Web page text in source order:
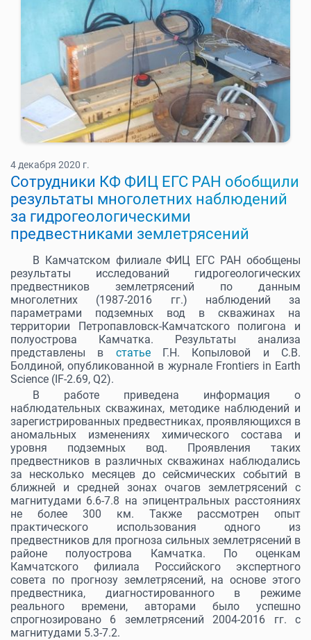
4 декабря 2020 г.
Сотрудники КФ ФИЦ ЕГС РАН обобщили
результаты многолетних наблюдений
за гидрогеологическими
предвестниками землетрясений
В Камчатском филиале ФИЦ ЕГС РАН обобщены
результаты исследований гидрогеологических
предвестников землетрясений по данным
многолетних (1987-2016 гг.) наблюдений за
параметрами подземных вод в скважинах на
территории Петропавловск-Камчатского полигона и
полуострова Камчатка. Результаты анализа
представлены в статьеГ.Н. Копыловой и С.В.
Болдиной, опубликованной в журнале Frontiers in Earth
Science (IF-2.69, Q2).
В работе приведена информация о
наблюдательных скважинах, методике наблюдений и
зарегистрированных предвестниках, проявляющихся в
аномальных изменениях химического состава и
уровня подземных вод. Проявления таких
предвестников в различных скважинах наблюдались
за несколько месяцев до сейсмических событий в
ближней и средней зонах очагов землетрясений с
магнитудами 6.6-7.8 на эпицентральных расстояниях
не более 300 км. Также рассмотрен опыт
практического использования одного из
предвестников для прогноза сильных землетрясений в
районе полуострова Камчатка. По оценкам
Камчатского филиала Российского экспертного
совета по прогнозу землетрясений, на основе этого
предвестника, диагностированного в режиме
реального времени, авторами было успешно
спрогнозировано 6 землетрясений 2004-2016 гг. с
магнитудами 5.3-7.2.